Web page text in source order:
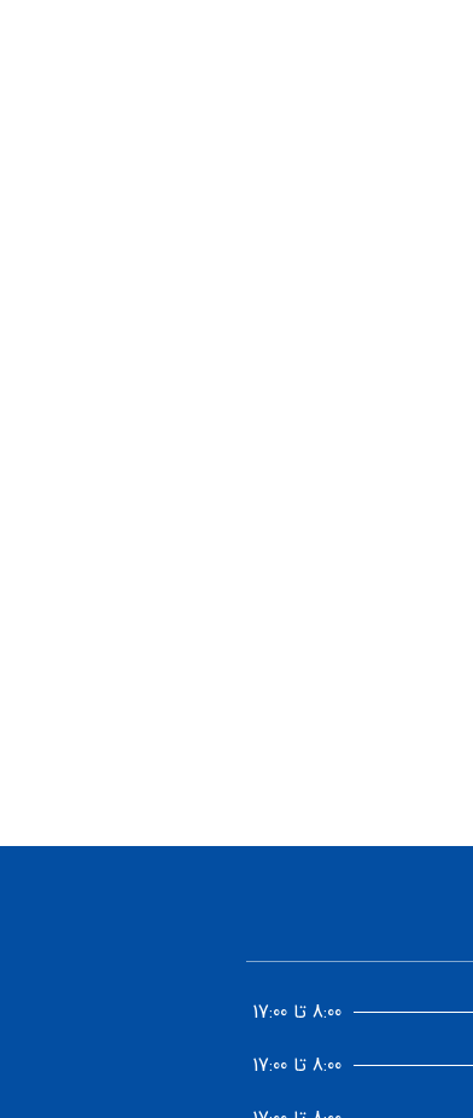
8:00 تا 17:00
8:00 تا 17:00